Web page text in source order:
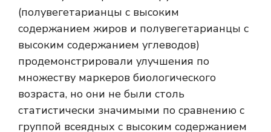
(полувегетарианцы с высоким
содержанием жиров и полувегетарианцы с
высоким содержанием углеводов)
продемонстрировали улучшения по
множеству маркеров биологического
возраста, но они не были столь
статистически значимыми по сравнению с
группой всеядных с высоким содержанием